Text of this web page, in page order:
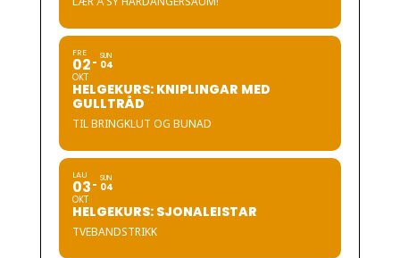
FRE
02
OKT
SUN
04
HELGEKURS: KNIPLINGAR MED
GULLTRÅD
TIL BRINGKLUT OG BUNAD
LAU
03
OKT
SUN
04
HELGEKURS: SJONALEISTAR
TVEBANDSTRIKK